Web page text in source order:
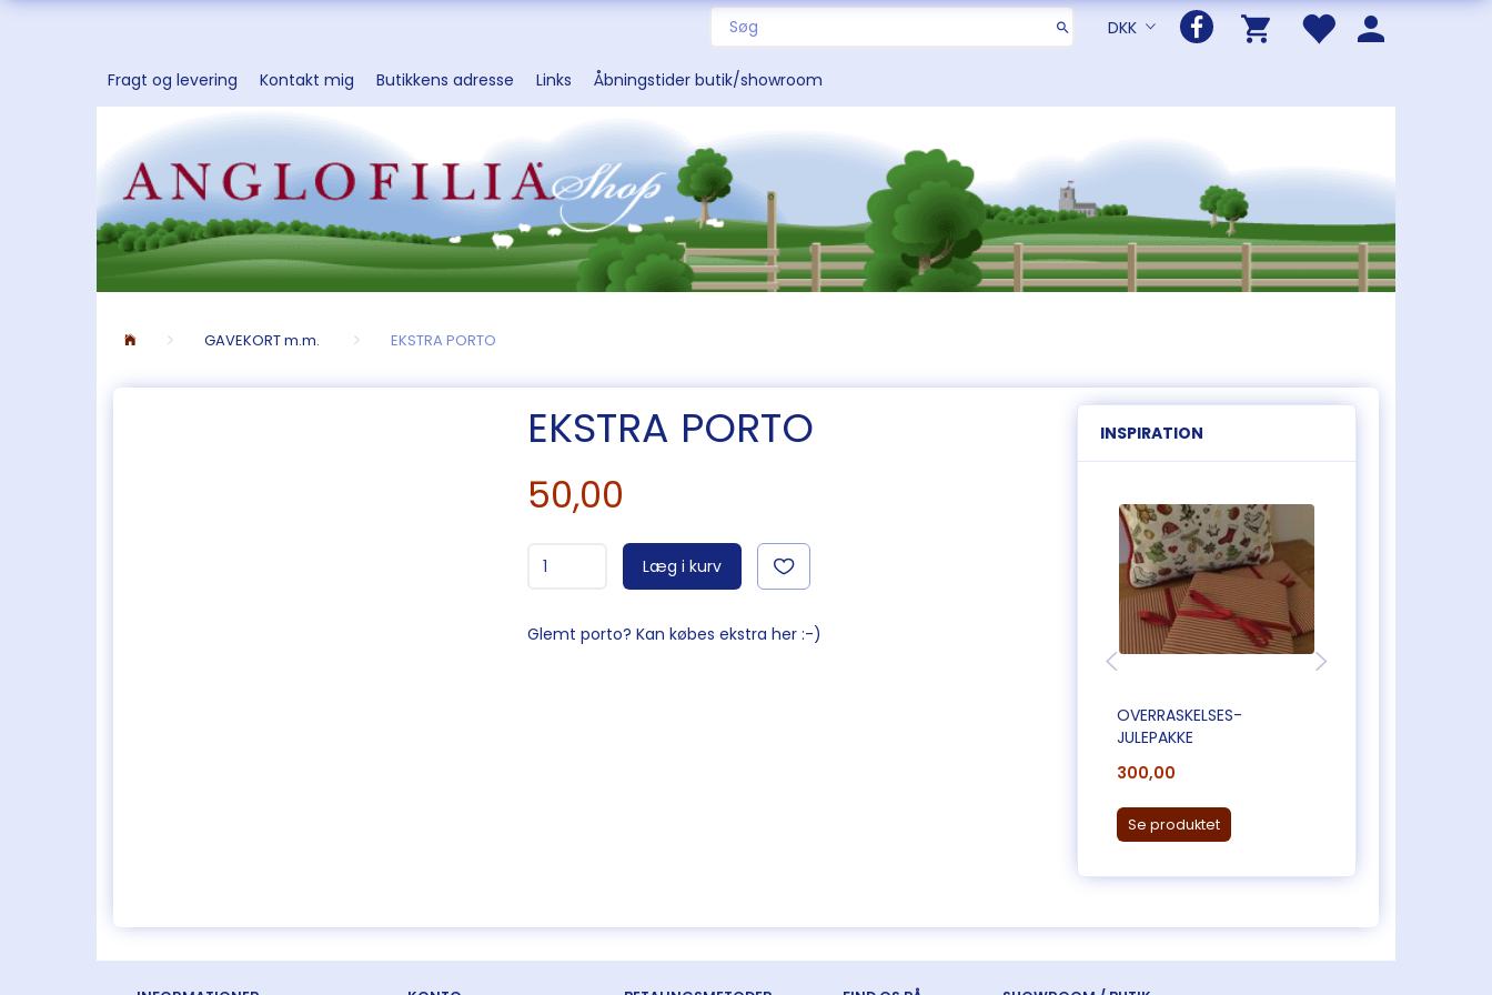
DKK
Fragt og levering Kontakt mig Butikkens adresse Links Åbningstider butik/showroom
GAVEKORT m.m. EKSTRA PORTO
EKSTRA PORTO
50,00
Læg i kurv
Glemt porto? Kan købes ekstra her :-)
INSPIRATION
OVERRASKELSES-
JULEPAKKE
300,00
Se produktet